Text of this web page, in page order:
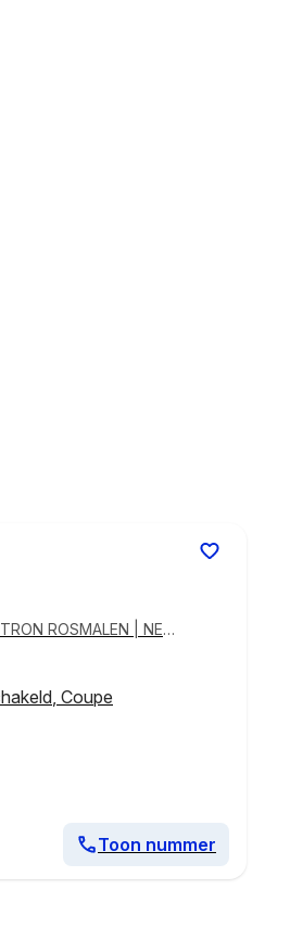
ROSMALEN | NET
Coupe
Toon nummer